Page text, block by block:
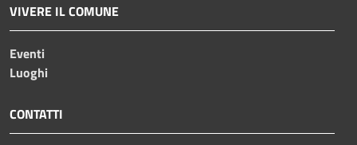
VIVERE IL COMUNE
Eventi
Luoghi
CONTATTI